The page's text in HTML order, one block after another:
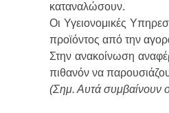
καταναλώσουν.
Οι Υγειονομικές
προϊόντος από την
Στην ανακοίνωση
πιθανόν να
(Σημ. Αυτά